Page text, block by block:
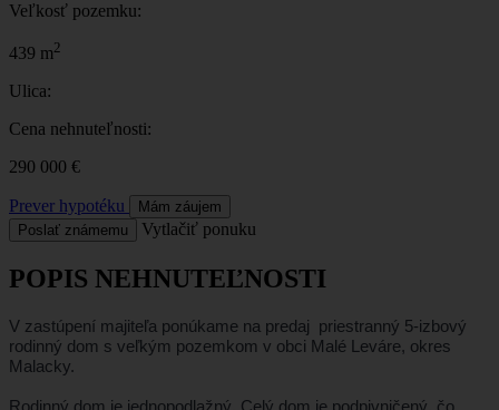
Veľkosť pozemku:
439 m2
Ulica:
Cena nehnuteľnosti:
290 000 €
Prever hypotéku
Mám záujem
Poslať známemu
Vytlačiť ponuku
POPIS NEHNUTEĽNOSTI
V zastúpení majiteľa ponúkame na predaj priestranný 5-izbový
rodinný dom s veľkým pozemkom v obci Malé Leváre, okres
Malacky.
Rodinný dom je jednopodlažný. Celý dom je podpivničený, čo